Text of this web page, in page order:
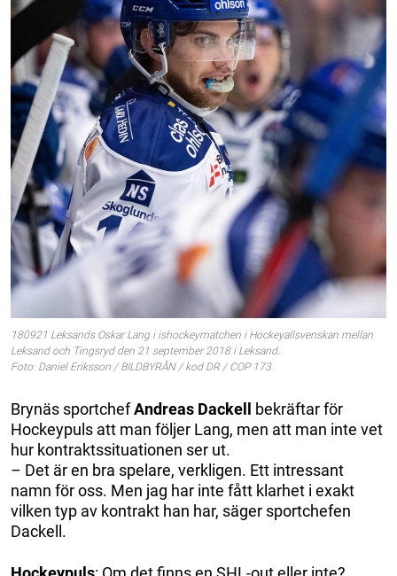
180921 Leksands Oskar Lang i ishockeymatchen i Hockeyallsvenskan mellan
Leksand och Tingsryd den 21 september 2018 i Leksand.
Foto: Daniel Eriksson / BILDBYRÅN / kod DR / COP 173
Brynäs sportchefAndreas Dackell
bekräftar för
Hockeypuls att man följer Lang, men att man inte vet
hur kontraktssituationen ser ut.
– Det är en bra spelare, verkligen. Ett intressant
namn för oss. Men jag har inte fått klarhet i exakt
vilken typ av kontrakt han har, säger sportchefen
Dackell.